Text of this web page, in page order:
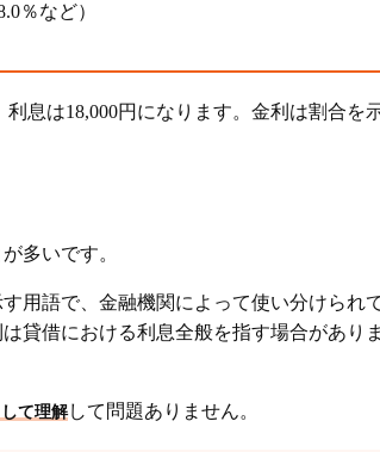
％など）
息は18,000円になります。金利は割合を
多いです。
用語で、金融機関によって使い分けられ
貸借における利息全般を指す場合があり
て理解して問題ありません。